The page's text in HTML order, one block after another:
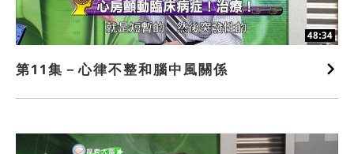
48:34
第11集－心律不整和腦中風關係